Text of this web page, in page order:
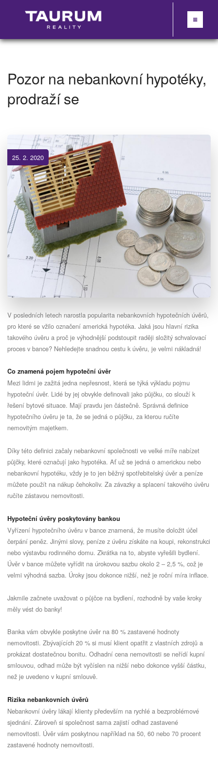
Pozor na nebankovní hypotéky,
prodraží se
25. 2. 2020
V posledních letech narostla popularita nebankovních hypotečních úvěrů,
pro které se vžilo označení americká hypotéka. Jaká jsou hlavní rizika
takového úvěru a proč je výhodnější podstoupit raději složitý schvalovací
proces v bance? Nehledejte snadnou cestu k úvěru, je velmi nákladná!
Co znamená pojem hypoteční úvěr
Mezi lidmi je zažitá jedna nepřesnost, která se týká výkladu pojmu
hypoteční úvěr. Lidé by jej obvykle definovali jako půjčku, co slouží k
řešení bytové situace. Mají pravdu jen částečně. Správná definice
hypotečního úvěru je ta, že se jedná o půjčku, za kterou ručíte
nemovitým majetkem.
Díky této definici začaly nebankovní společnosti ve velké míře nabízet
půjčky, které označují jako hypotéka. Ať už se jedná o americkou nebo
nebankovní hypotéku, vždy je to jen běžný spotřebitelský úvěr a peníze
můžete použít na nákup čehokoliv. Za závazky a splacení takového úvěru
ručíte zástavou nemovitosti.
Hypoteční úvěry poskytovány bankou
Vyřízení hypotečního úvěru v bance znamená, že musíte doložit účel
čerpání peněz. Jinými slovy, peníze z úvěru získáte na koupi, rekonstrukci
nebo výstavbu rodinného domu. Zkrátka na to, abyste vyřešili bydlení.
Úvěr v bance můžete vyřídit na úrokovou sazbu okolo 2 – 2,5 %, což je
velmi výhodná sazba. Úroky jsou dokonce nižší, než je roční míra inflace.
Jakmile začnete uvažovat o půjčce na bydlení, rozhodně by vaše kroky
měly vést do banky!
Banka vám obvykle poskytne úvěr na 80 % zastavené hodnoty
nemovitosti. Zbývajících 20 % si musí klient opatřit z vlastních zdrojů a
prokázat dostatečnou bonitu. Odhadní cena nemovitosti se neřídí kupní
smlouvou, odhad může být vyčíslen na nižší nebo dokonce vyšší částku,
než je uvedeno v kupní smlouvě.
Rizika nebankovních úvěrů
Nebankovní úvěry lákají klienty především na rychlé a bezproblémové
sjednání. Zároveň si společnost sama zajistí odhad zastavené
nemovitosti. Úvěr vám poskytnou například na 50, 60 nebo 70 procent
zastavené hodnoty nemovitosti.